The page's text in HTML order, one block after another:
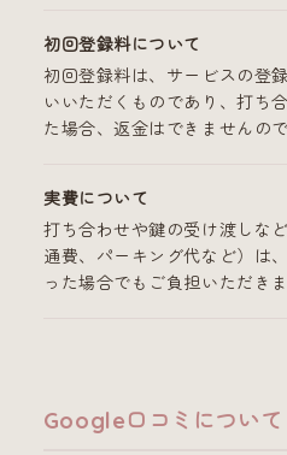
初回登録料について
初回登録料は、サービスの登
いいただくものであり、打ち
た場合、返金はできませんの
実費について
打ち合わせや鍵の受け渡しな
通費、パーキング代など）は
った場合でもご負担いただきま
Google口コミについて